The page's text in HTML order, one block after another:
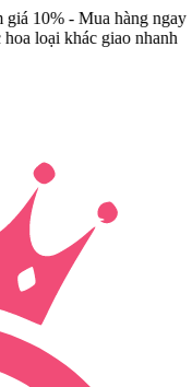
- Mua hàng ngay
giao nhanh